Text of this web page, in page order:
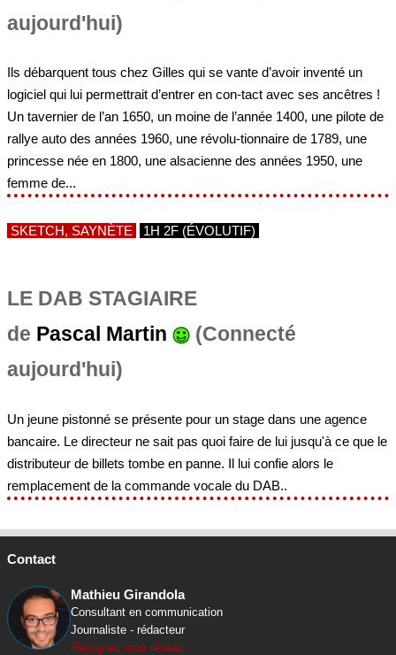
aujourd'hui)
Ils débarquent tous chez Gilles qui se vante d’avoir inventé un
logiciel qui lui permettrait d’entrer en con-tact avec ses ancêtres !
Un tavernier de l’an 1650, un moine de l’année 1400, une pilote de
rallye auto des années 1960, une révolu-tionnaire de 1789, une
princesse née en 1800, une alsacienne des années 1950, une
femme de...
SKETCH, SAYNÈTE 1H 2F (ÉVOLUTIF)
LE DAB STAGIAIRE
de Pascal Martin
(Connecté
aujourd'hui)
Un jeune pistonné se présente pour un stage dans une agence
bancaire. Le directeur ne sait pas quoi faire de lui jusqu'à ce que le
distributeur de billets tombe en panne. Il lui confie alors le
remplacement de la commande vocale du DAB..
Contact
Mathieu Girandola
Consultant en communication
Journaliste - rédacteur
Rejoignez mon réseau